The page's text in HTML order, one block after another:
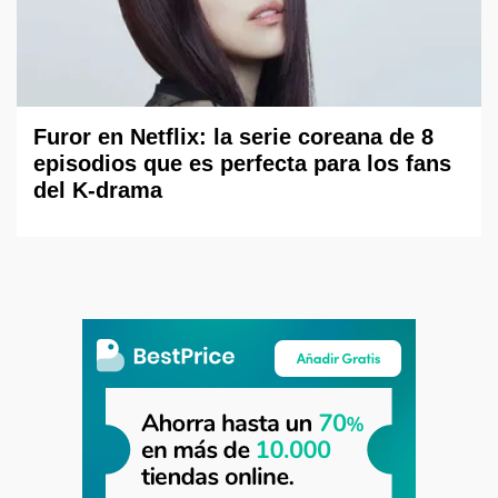
Furor en Netflix: la serie coreana de 8
episodios que es perfecta para los fans
del K-drama